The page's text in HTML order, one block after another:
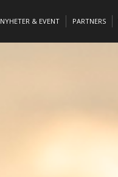
NYHETER & EVENT PARTNERS